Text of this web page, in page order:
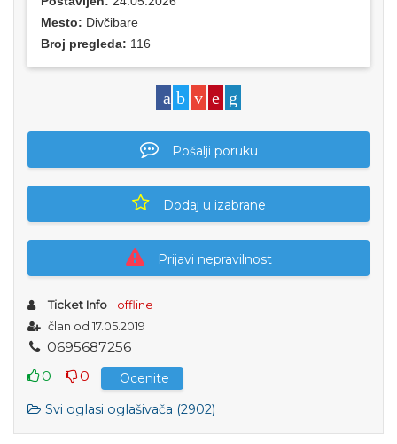
Mesto: Divčibare
Broj pregleda: 116
Pošalji poruku
Dodaj u izabrane
Prijavi nepravilnost
Ticket Info
offline
član od 17.05.2019
0695687256
0
0
Ocenite
Svi oglasi oglašivača (2902)